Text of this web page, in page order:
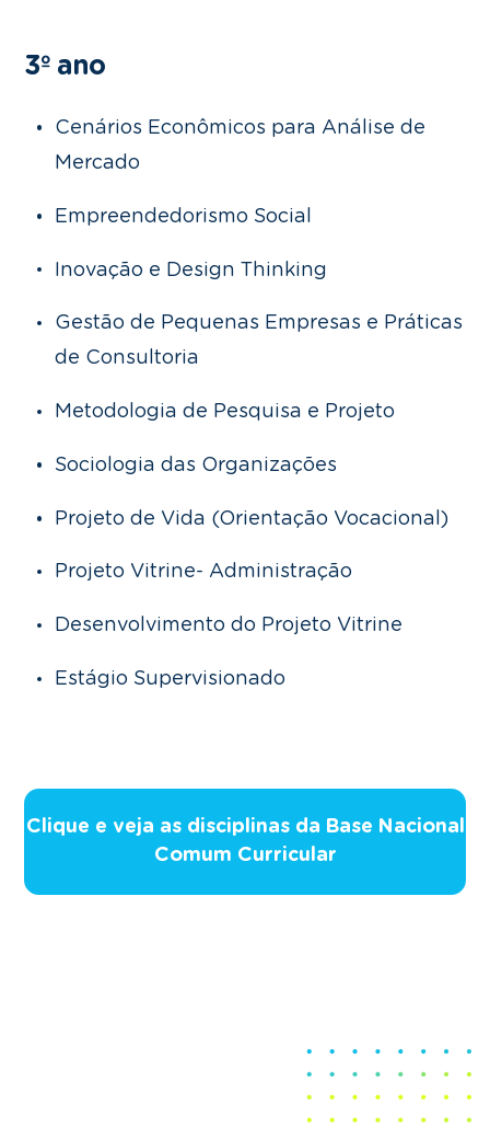
3º ano
Cenários Econômicos para Análise de
Mercado
Empreendedorismo Social
Inovação e Design Thinking
Gestão de Pequenas Empresas e Práticas
de Consultoria
Metodologia de Pesquisa e Projeto
Sociologia das Organizações
Projeto de Vida (Orientação Vocacional)
Projeto Vitrine- Administração
Desenvolvimento do Projeto Vitrine
Estágio Supervisionado
Clique e veja as disciplinas da Base Nacional
Comum Curricular